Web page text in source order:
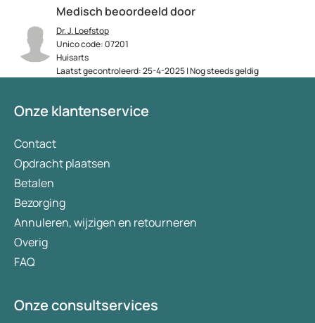
Medisch beoordeeld door
Dr. J. Loefstop
Unico code: 07201
Huisarts
Laatst gecontroleerd: 25-4-2025 | Nog steeds geldig
Onze klantenservice
Contact
Opdracht plaatsen
Betalen
Bezorging
Annuleren, wijzigen en retourneren
Overig
FAQ
Onze consultservices